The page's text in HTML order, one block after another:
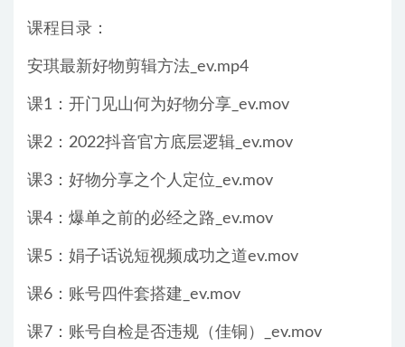
课程目录：
安琪最新好物剪辑方法_ev.mp4
课1：开门见山何为好物分享_ev.mov
课2：2022抖音官方底层逻辑_ev.mov
课3：好物分享之个人定位_ev.mov
课4：爆单之前的必经之路_ev.mov
课5：娟子话说短视频成功之道ev.mov
课6：账号四件套搭建_ev.mov
课7：账号自检是否违规（佳铜）_ev.mov